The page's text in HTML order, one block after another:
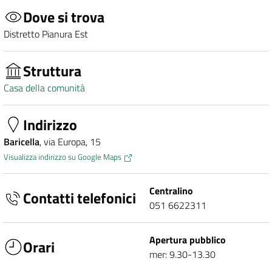
Dove si trova
Distretto Pianura Est
Struttura
Casa della comunità
Indirizzo
Baricella, via Europa, 15
Visualizza indirizzo su Google Maps
Contatti telefonici
Centralino
051 6622311
Orari
Apertura pubblico
mer: 9.30-13.30